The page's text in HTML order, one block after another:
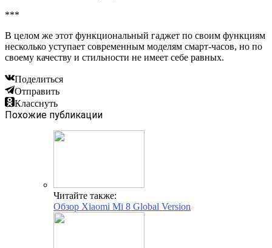
***
В целом же этот функциональный гаджет по своим функциям
несколько уступает современным моделям смарт-часов, но по
своему качеству и стильности не имеет себе равных.
Поделиться
Отправить
Класснуть
Похожие публикации
Читайте также:
Обзор Xiaomi Mi 8 Global Version